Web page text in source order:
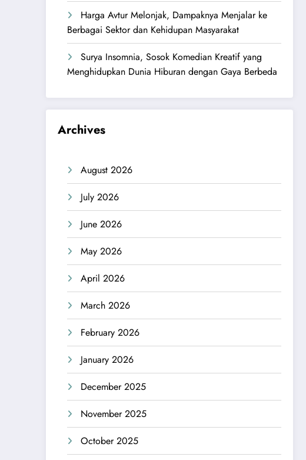
Harga Avtur Melonjak, Dampaknya Menjalar ke
Berbagai Sektor dan Kehidupan Masyarakat
Surya Insomnia, Sosok Komedian Kreatif yang
Menghidupkan Dunia Hiburan dengan Gaya Berbeda
Archives
August 2026
July 2026
June 2026
May 2026
April 2026
March 2026
February 2026
January 2026
December 2025
November 2025
October 2025